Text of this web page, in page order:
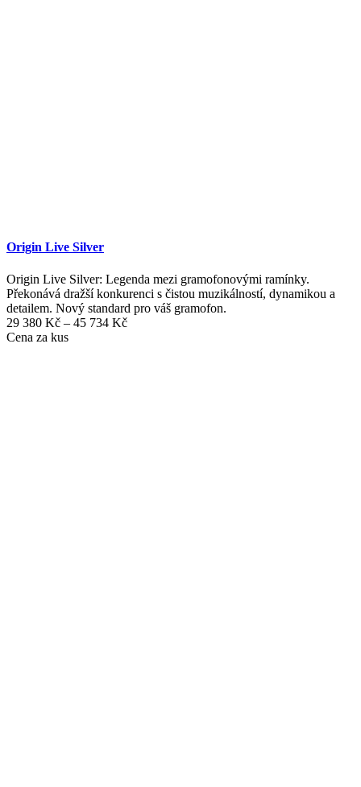
Origin Live Silver
Origin Live Silver: Legenda mezi gramofonovými ramínky.
Překonává dražší konkurenci s čistou muzikálností, dynamikou a
detailem. Nový standard pro váš gramofon.
29 380 Kč – 45 734 KčRozpětí
Cena za kus